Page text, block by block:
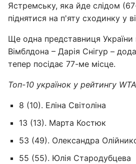
Ястремську, яка йде слідом
піднятися на п'яту сходинку у
Ще одна представниця України
Вімблдона – Дарія Снігур –
тепер посідає 77-ме місце.
Топ-10 українок у рейтингу
8 (10). Еліна Світоліна
13 (13). Марта Костюк
53 (49). Олександра
55 (55). Юлія Стародубцева